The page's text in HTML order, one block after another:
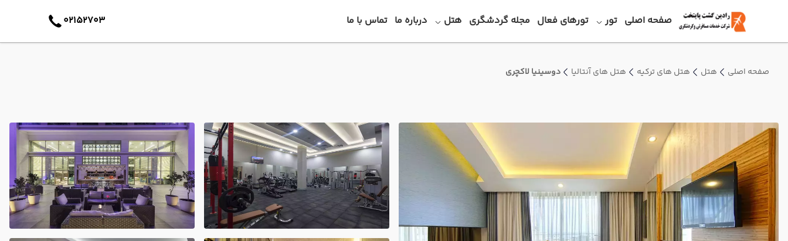
صفحه اصلی تور تورهای فعال مجله گردشگری هتل درباره ما تماس با ما 02152703
صفحه اصلی هتل هتل های ترکیه هتل های آنتالیا دوسینیا لاکچری